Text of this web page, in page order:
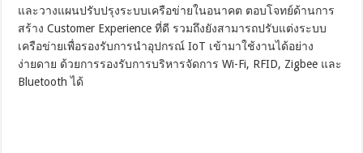
และวางแผนปรับปรุงระบบเครือข่ายในอนาคต ตอบโจทย์ด้านการ
สร้าง Customer Experience ที่ดี รวมถึงยังสามารถปรับแต่งระบบ
เครือข่ายเพื่อรองรับการนำอุปกรณ์ IoT เข้ามาใช้งานได้อย่าง
ง่ายดาย ด้วยการรองรับการบริหารจัดการ Wi-Fi, RFID, Zigbee และ
Bluetooth ได้